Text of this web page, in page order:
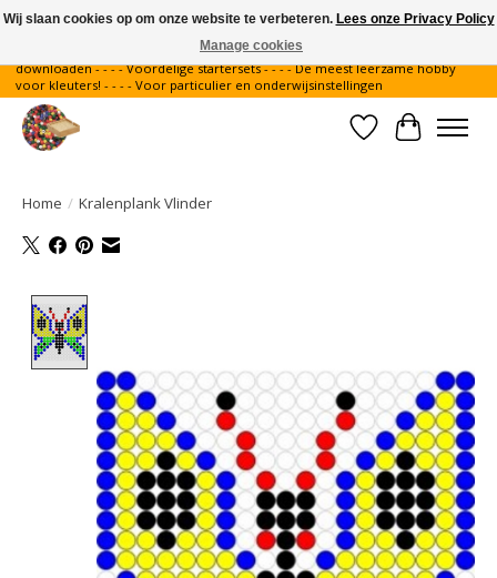
Gratis verzending binnen Nederland - - - - Legvoorbeelden gratis te
downloaden - - - - Voordelige startersets - - - - De meest leerzame hobby
voor kleuters! - - - - Voor particulier en onderwijsinstellingen
Verlanglijst
Home / Kralenplank Vlinder
Wij slaan cookies op om onze website te verbeteren. Lees onze Privacy Policy
Manage cookies